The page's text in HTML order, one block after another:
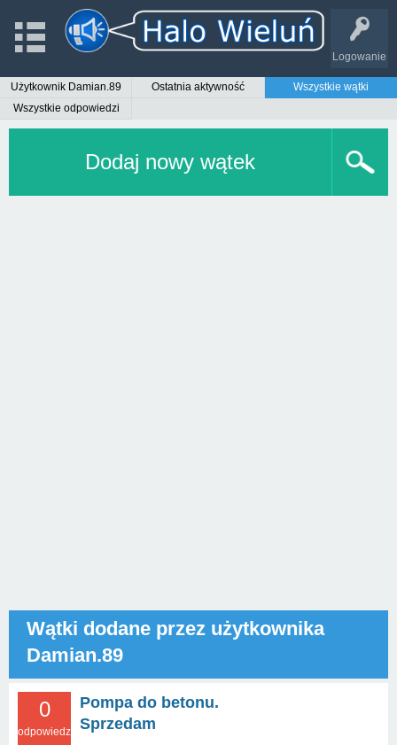
Logowanie
Użytkownik Damian.89 Ostatnia aktywność
Wszystkie wątki
Wszystkie odpowiedzi
Dodaj nowy wątek
Wątki dodane przez użytkownika
Damian.89
0
odpowiedzi
Pompa do betonu.
Sprzedam